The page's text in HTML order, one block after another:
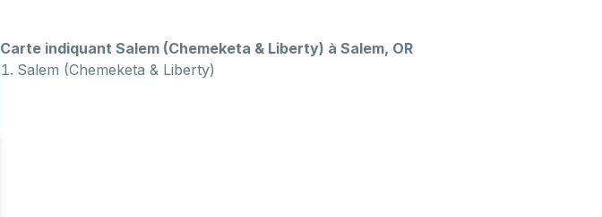
Carte indiquant Salem (Chemeketa & Liberty) à Salem, OR
Salem (Chemeketa & Liberty)